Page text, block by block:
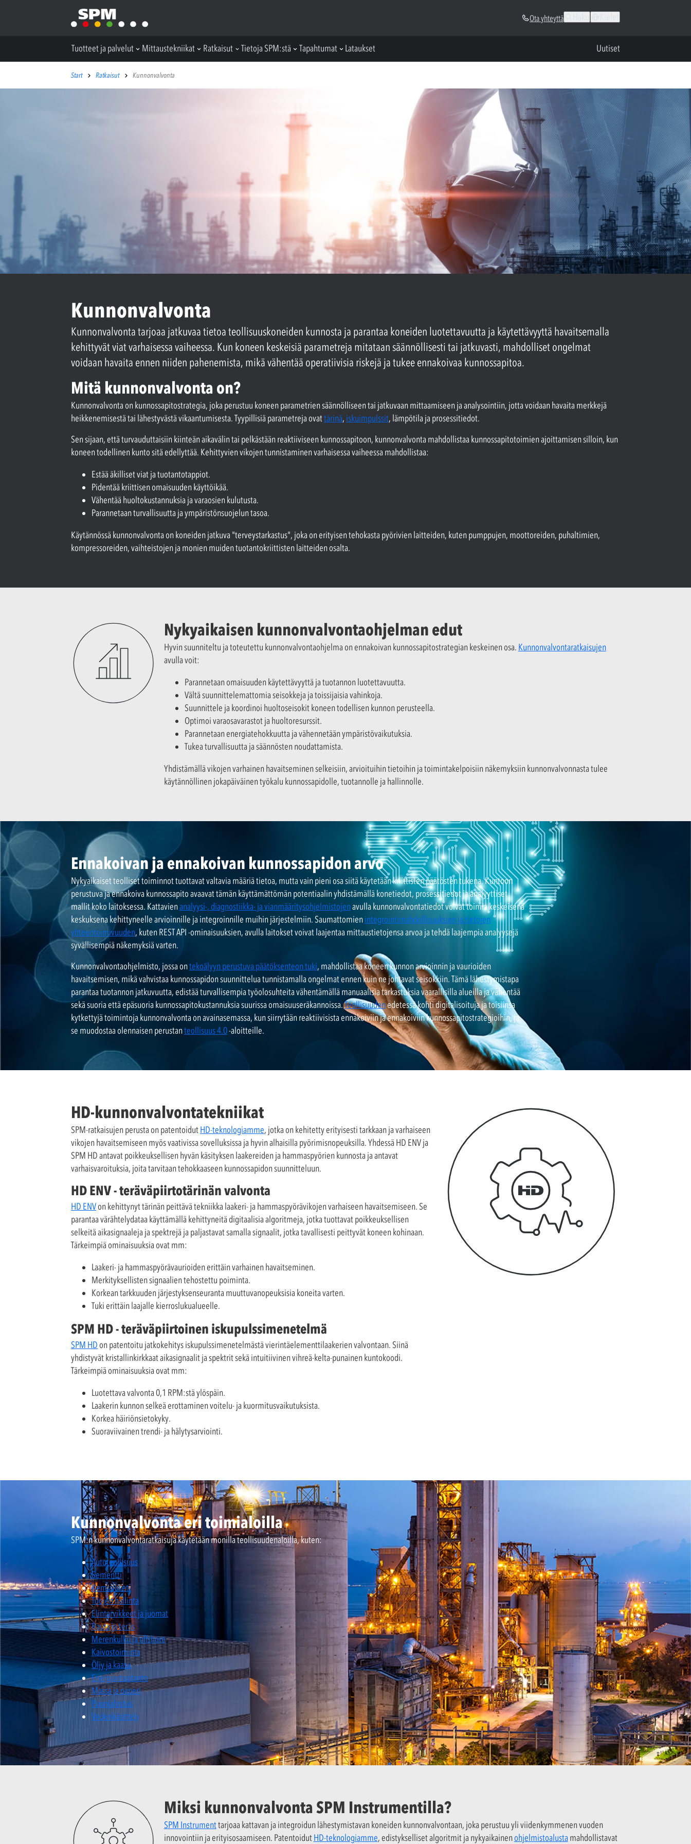
Ota yhteyttä
Tuotteet ja palvelut Mittaustekniikat Ratkaisut Tietoja SPM:stä Tapahtumat Lataukset Uutiset
Start Ratkaisut Kunnonvalvonta
Kunnonvalvonta
Kunnonvalvonta tarjoaa jatkuvaa tietoa teollisuuskoneiden kunnosta ja parantaa koneiden luotettavuutta ja käytettävyyttä havaitsemalla
kehittyvät viat varhaisessa vaiheessa. Kun koneen keskeisiä parametreja mitataan säännöllisesti tai jatkuvasti, mahdolliset ongelmat
voidaan havaita ennen niiden pahenemista, mikä vähentää operatiivisia riskejä ja tukee ennakoivaa kunnossapitoa.
Mitä kunnonvalvonta on?
Kunnonvalvonta on kunnossapitostrategia, joka perustuu koneen parametrien säännölliseen tai jatkuvaan mittaamiseen ja analysointiin, jotta voidaan havaita merkkejä
heikkenemisestä tai lähestyvästä vikaantumisesta. Tyypillisiä parametreja ovattärinä, iskuimpulssit, lämpötila ja prosessitiedot.
Sen sijaan, että turvauduttaisiin kiinteän aikavälin tai pelkästään reaktiiviseen kunnossapitoon, kunnonvalvonta mahdollistaa kunnossapitotoimien ajoittamisen silloin, kun
koneen todellinen kunto sitä edellyttää. Kehittyvien vikojen tunnistaminen varhaisessa vaiheessa mahdollistaa:
Estää äkilliset viat ja tuotantotappiot.
Pidentää kriittisen omaisuuden käyttöikää.
Vähentää huoltokustannuksia ja varaosien kulutusta.
Parannetaan turvallisuutta ja ympäristönsuojelun tasoa.
Käytännössä kunnonvalvonta on koneiden jatkuva "terveystarkastus", joka on erityisen tehokasta pyörivien laitteiden, kuten pumppujen, moottoreiden, puhaltimien,
kompressoreiden, vaihteistojen ja monien muiden tuotantokriittisten laitteiden osalta.
Nykyaikaisen kunnonvalvontaohjelman edut
Hyvin suunniteltu ja toteutettu kunnonvalvontaohjelma on ennakoivan kunnossapitostrategian keskeinen osa. Kunnonvalvontaratkaisujen
avulla voit:
Parannetaan omaisuuden käytettävyyttä ja tuotannon luotettavuutta.
Vältä suunnittelemattomia seisokkeja ja toissijaisia vahinkoja.
Suunnittele ja koordinoi huoltoseisokit koneen todellisen kunnon perusteella.
Optimoi varaosavarastot ja huoltoresurssit.
Parannetaan energiatehokkuutta ja vähennetään ympäristövaikutuksia.
Tukea turvallisuutta ja säännösten noudattamista.
Yhdistämällä vikojen varhainen havaitseminen selkeisiin, arvioituihin tietoihin ja toimintakelpoisiin näkemyksiin kunnonvalvonnasta tulee
käytännöllinen jokapäiväinen työkalu kunnossapidolle, tuotannolle ja hallinnolle.
Ennakoivan ja ennakoivan kunnossapidon arvo
Nykyaikaiset teolliset toiminnot tuottavat valtavia määriä tietoa, mutta vain pieni osa siitä käytetään kriittisten päätösten tukena. Kuntoon
perustuva ja ennakoiva kunnossapito avaavat tämän käyttämättömän potentiaalin yhdistämällä konetiedot, prosessitiedot ja analyyttiset
mallit koko laitoksessa. Kattavienanalyysi-, diagnostiikka- ja vianmääritysohjelmistojenavulla kunnonvalvontatiedot voivat toimia keskeisenä
keskuksena kehittyneelle arvioinnille ja integroinnille muihin järjestelmiin. Saumattomienintegrointimahdollisuuksien ja tietojen
yhteentoimivuuden, kuten REST API -ominaisuuksien, avulla laitokset voivat laajentaa mittaustietojensa arvoa ja tehdä laajempia analyysejä
syvällisempiä näkemyksiä varten.
Kunnonvalvontaohjelmisto, jossa ontekoälyyn perustuva päätöksenteon tuki, mahdollistaa koneen kunnon arvioinnin ja vaurioiden
havaitsemisen, mikä vahvistaa kunnossapidon suunnittelua tunnistamalla ongelmat ennen kuin ne johtavat seisokkiin. Tämä lähestymistapa
parantaa tuotannon jatkuvuutta, edistää turvallisempia työolosuhteita vähentämällä manuaalisia tarkastuksia vaarallisilla alueilla ja vähentää
sekä suoria että epäsuoria kunnossapitokustannuksia suurissa omaisuuseräkannoissa.Teollisuudenedetessä kohti digitalisoituja ja toisiinsa
kytkettyjä toimintoja kunnonvalvonta on avainasemassa, kun siirrytään reaktiivisista ennakoiviin ja ennakoiviin kunnossapitostrategioihin, ja
se muodostaa olennaisen perustanteollisuus 4.0-aloitteille.
HD-kunnonvalvontatekniikat
SPM-ratkaisujen perusta on patentoidutHD-teknologiamme, jotka on kehitetty erityisesti tarkkaan ja varhaiseen
vikojen havaitsemiseen myös vaativissa sovelluksissa ja hyvin alhaisilla pyörimisnopeuksilla. Yhdessä HD ENV ja
SPM HD antavat poikkeuksellisen hyvän käsityksen laakereiden ja hammaspyörien kunnosta ja antavat
varhaisvaroituksia, joita tarvitaan tehokkaaseen kunnossapidon suunnitteluun.
HD ENV - teräväpiirtotärinän valvonta
HD ENVon kehittynyt tärinän peittävä tekniikka laakeri- ja hammaspyörävikojen varhaiseen havaitsemiseen. Se
parantaa värähtelydataa käyttämällä kehittyneitä digitaalisia algoritmeja, jotka tuottavat poikkeuksellisen
selkeitä aikasignaaleja ja spektrejä ja paljastavat samalla signaalit, jotka tavallisesti peittyvät koneen kohinaan.
Tärkeimpiä ominaisuuksia ovat mm:
Laakeri- ja hammaspyörävaurioiden erittäin varhainen havaitseminen.
Merkityksellisten signaalien tehostettu poiminta.
Korkean tarkkuuden järjestyksenseuranta muuttuvanopeuksisia koneita varten.
Tuki erittäin laajalle kierroslukualueelle.
SPM HD - teräväpiirtoinen iskupulssimenetelmä
SPM HDon patentoitu jatkokehitys iskupulssimenetelmästä vierintäelementtilaakerien valvontaan. Siinä
yhdistyvät kristallinkirkkaat aikasignaalit ja spektrit sekä intuitiivinen vihreä-kelta-punainen kuntokoodi.
Tärkeimpiä ominaisuuksia ovat mm:
Luotettava valvonta 0,1 RPM:stä ylöspäin.
Laakerin kunnon selkeä erottaminen voitelu- ja kuormitusvaikutuksista.
Korkea häiriönsietokyky.
Suoraviivainen trendi- ja hälytysarviointi.
Kunnonvalvonta eri toimialoilla
SPM:n kunnonvalvontaratkaisuja käytetään monilla teollisuudenaloilla, kuten:
Autoteollisuus
Sementti
Kemialliset
Tilojen hallinta
Elintarvikkeet ja juomat
Rauta ja teräs
Merenkulku ja offshore
Kaivostoiminta
Öljy ja kaasu
Energiantuotanto
Massa ja paperi
Puunjalostus
Vedenkäsittely
Miksi kunnonvalvonta SPM Instrumentilla?
SPM Instrumenttarjoaa kattavan ja integroidun lähestymistavan koneiden kunnonvalvontaan, joka perustuu yli viidenkymmenen vuoden
innovointiin ja erityisosaamiseen. PatentoidutHD-teknologiamme, edistykselliset algoritmit ja nykyaikainenohjelmistoalustamahdollistavat